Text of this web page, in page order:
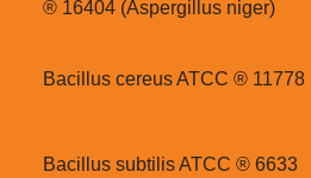
® 16404 (Aspergillus niger)
Bacillus cereus ATCC ® 11778
Bacillus subtilis ATCC ® 6633